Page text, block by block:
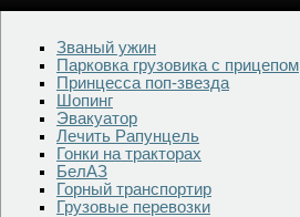
Званый ужин
Парковка грузовика с прицепом
Принцесса поп-звезда
Шопинг
Эвакуатор
Лечить Рапунцель
Гонки на тракторах
БелАЗ
Горный транспортир
Грузовые перевозки